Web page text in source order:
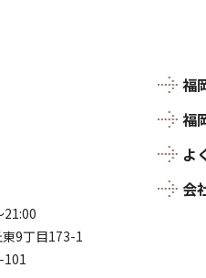
21:00
9丁目173-1
101
福
福
よ
会